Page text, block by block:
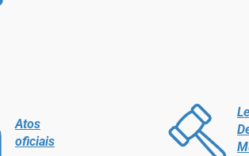
Atos
oficiais